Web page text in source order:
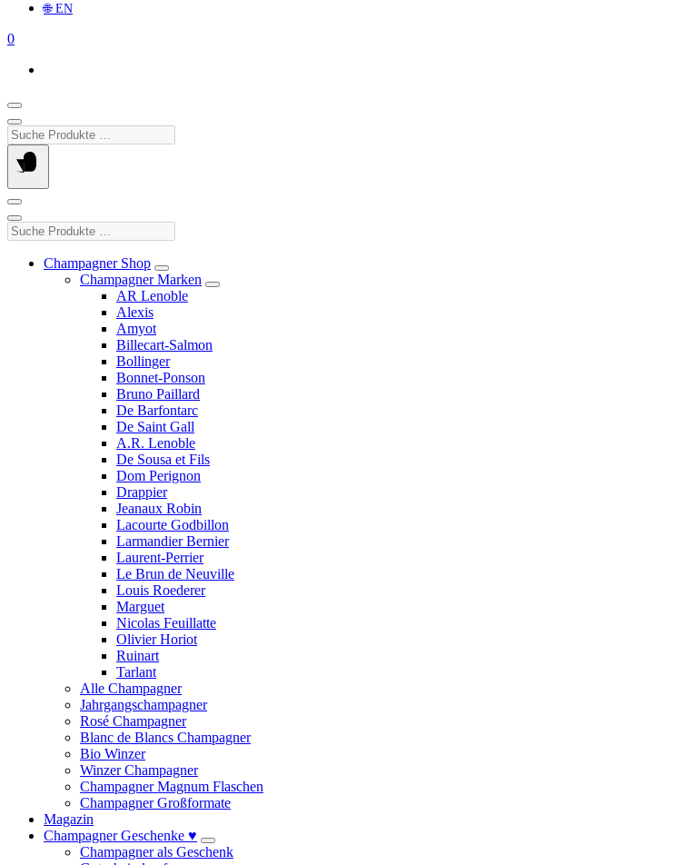
🌐 EN
0
Suche
Produkte
…
Suche
Produkte
Champagner Shop
Champagner Marken
AR Lenoble
Alexis
Amyot
Billecart-Salmon
Bollinger
Bonnet-Ponson
Bruno Paillard
De Barfontarc
De Saint Gall
A.R. Lenoble
De Sousa et Fils
Dom Perignon
Drappier
Jeanaux Robin
Lacourte Godbillon
Larmandier Bernier
Laurent-Perrier
Le Brun de Neuville
Louis Roederer
Marguet
Nicolas Feuillatte
Olivier Horiot
Ruinart
Tarlant
Alle Champagner
Jahrgangschampagner
Rosé Champagner
Blanc de Blancs Champagner
Bio Winzer
Winzer Champagner
Champagner Magnum Flaschen
Champagner Großformate
Magazin
Champagner Geschenke ♥
Champagner als Geschenk